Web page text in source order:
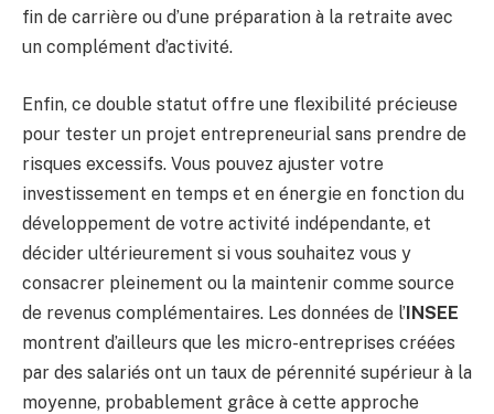
fin de carrière ou d’une préparation à la retraite avec
un complément d’activité.
Enfin, ce double statut offre une flexibilité précieuse
pour tester un projet entrepreneurial sans prendre de
risques excessifs. Vous pouvez ajuster votre
investissement en temps et en énergie en fonction du
développement de votre activité indépendante, et
décider ultérieurement si vous souhaitez vous y
consacrer pleinement ou la maintenir comme source
de revenus complémentaires. Les données de l’INSEE
montrent d’ailleurs que les micro-entreprises créées
par des salariés ont un taux de pérennité supérieur à la
moyenne, probablement grâce à cette approche